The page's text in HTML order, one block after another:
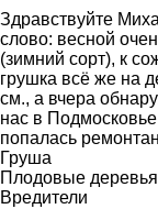
Здравствуйте
слово: весной
(зимний сорт), к
грушка всё же на
см., а вчера
нас в
попалась
Груша
Плодовые деревья
Вредители